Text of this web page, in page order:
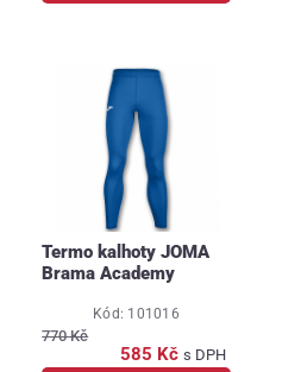
Termo kalhoty JOMA
Brama Academy
Kód: 101016
770 Kč
585 Kč s DPH